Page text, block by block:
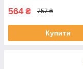
564 ₴ 757 ₴
Купити